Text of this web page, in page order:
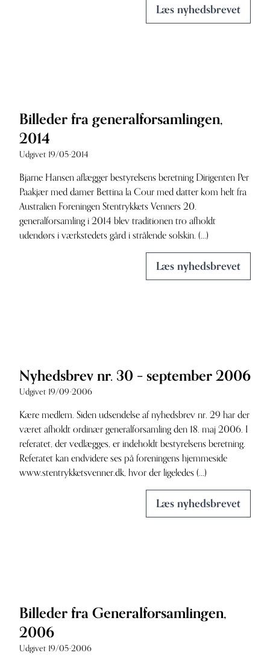
Læs nyhedsbrevet
Billeder fra generalforsamlingen,
2014
Udgivet 19/05-2014
Bjarne Hansen aflægger bestyrelsens beretning Dirigenten Per
Paakjær med damer Bettina la Cour med datter kom helt fra
Australien Foreningen Stentrykkets Venners 20.
generalforsamling i 2014 blev traditionen tro afholdt
udendørs i værkstedets gård i strålende solskin. (...)
Læs nyhedsbrevet
Nyhedsbrev nr. 30 – september 2006
Udgivet 19/09-2006
Kære medlem. Siden udsendelse af nyhedsbrev nr. 29 har der
været afholdt ordinær generalforsamling den 18. maj 2006. I
referatet, der vedlægges, er indeholdt bestyrelsens beretning.
Referatet kan endvidere ses på foreningens hjemmeside
www.stentrykketsvenner.dk, hvor der ligeledes (...)
Læs nyhedsbrevet
Billeder fra Generalforsamlingen,
2006
Udgivet 19/05-2006